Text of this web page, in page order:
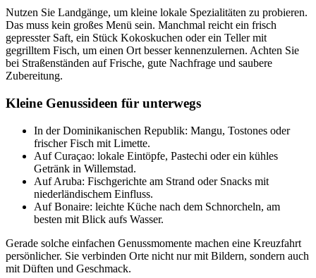
Nutzen Sie Landgänge, um kleine lokale Spezialitäten zu probieren.
Das muss kein großes Menü sein. Manchmal reicht ein frisch
gepresster Saft, ein Stück Kokoskuchen oder ein Teller mit
gegrilltem Fisch, um einen Ort besser kennenzulernen. Achten Sie
bei Straßenständen auf Frische, gute Nachfrage und saubere
Zubereitung.
Kleine Genussideen für unterwegs
In der Dominikanischen Republik: Mangu, Tostones oder
frischer Fisch mit Limette.
Auf Curaçao: lokale Eintöpfe, Pastechi oder ein kühles
Getränk in Willemstad.
Auf Aruba: Fischgerichte am Strand oder Snacks mit
niederländischem Einfluss.
Auf Bonaire: leichte Küche nach dem Schnorcheln, am
besten mit Blick aufs Wasser.
Gerade solche einfachen Genussmomente machen eine Kreuzfahrt
persönlicher. Sie verbinden Orte nicht nur mit Bildern, sondern auch
mit Düften und Geschmack.